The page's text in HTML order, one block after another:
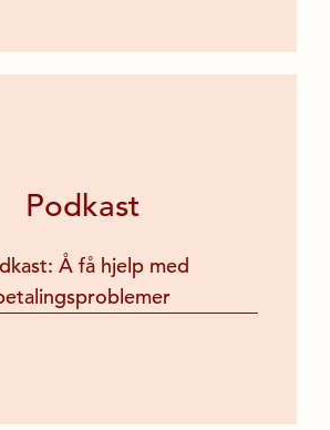
Podkast
Å få hjelp med